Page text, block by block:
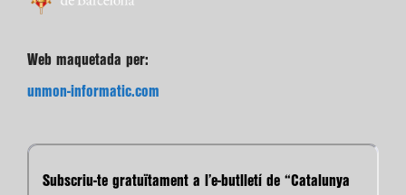
Web maquetada per:
unmon-informatic.com
Subscriu-te gratuïtament a l’e-butlletí de “Catalunya